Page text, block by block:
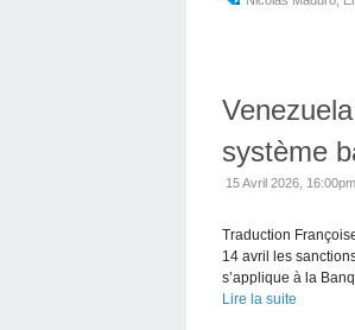
système
15 Avril 2026, 16:00pm
Traduction
14 avril les
s’applique à la
Lire la suite